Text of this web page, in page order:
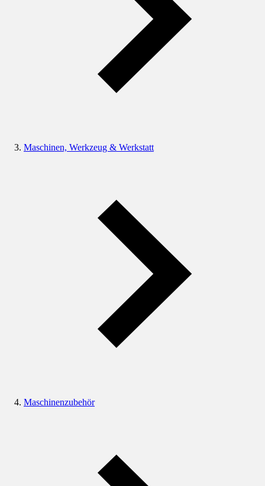
Maschinen, Werkzeug & Werkstatt
Maschinenzubehör